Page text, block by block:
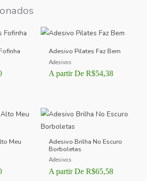
Adesivo Pilates Faz Bem
Adesivos
A partir De R$54,38
Meu
Adesivo Brilha No Escuro
Borboletas
Adesivos
A partir De R$65,58